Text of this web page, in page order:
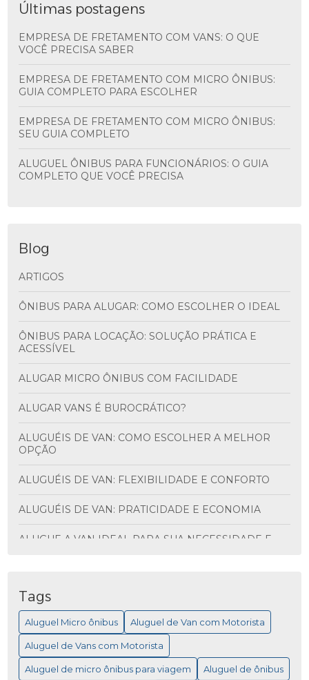
Últimas postagens
EMPRESA DE FRETAMENTO COM VANS: O QUE
VOCÊ PRECISA SABER
EMPRESA DE FRETAMENTO COM MICRO ÔNIBUS:
GUIA COMPLETO PARA ESCOLHER
EMPRESA DE FRETAMENTO COM MICRO ÔNIBUS:
SEU GUIA COMPLETO
ALUGUEL ÔNIBUS PARA FUNCIONÁRIOS: O GUIA
COMPLETO QUE VOCÊ PRECISA
Blog
ARTIGOS
ÔNIBUS PARA ALUGAR: COMO ESCOLHER O IDEAL
ÔNIBUS PARA LOCAÇÃO: SOLUÇÃO PRÁTICA E
ACESSÍVEL
ALUGAR MICRO ÔNIBUS COM FACILIDADE
ALUGAR VANS É BUROCRÁTICO?
ALUGUÉIS DE VAN: COMO ESCOLHER A MELHOR
OPÇÃO
ALUGUÉIS DE VAN: FLEXIBILIDADE E CONFORTO
ALUGUÉIS DE VAN: PRATICIDADE E ECONOMIA
ALUGUE A VAN IDEAL PARA SUA NECESSIDADE E
PRATICIDADE
ALUGUEL DE MICRO ÔNIBUS PARA EVENTOS
ALUGUEL DE MICRO ÔNIBUS: COMO ESCOLHER A
MELHOR OPÇÃO PARA SUA VIAGEM
Tags
Aluguel Micro ônibus Aluguel de Van com Motorista
Aluguel de Vans com Motorista
Aluguel de micro ônibus para viagem Aluguel de ônibus